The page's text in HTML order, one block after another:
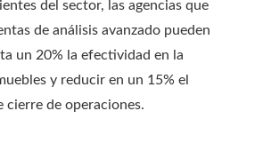
del sector, las agencias que
de análisis avanzado pueden
un 20% la efectividad en la
y reducir en un 15% el
cierre de operaciones.